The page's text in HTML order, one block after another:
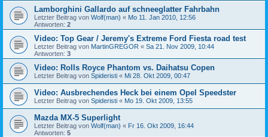
Lamborghini Gallardo auf schneeglatter Fahrbahn
Letzter Beitrag von Wolf(man) « Mo 11. Jan 2010, 12:56
Antworten: 2
Video: Top Gear / Jeremy's Extreme Ford Fiesta road test
Letzter Beitrag von MartinGREGOR « Sa 21. Nov 2009, 10:44
Antworten: 3
Video: Rolls Royce Phantom vs. Daihatsu Copen
Letzter Beitrag von Spideristi « Mi 28. Okt 2009, 00:47
Video: Ausbrechendes Heck bei einem Opel Speedster
Letzter Beitrag von Spideristi « Mo 19. Okt 2009, 13:55
Mazda MX-5 Superlight
Letzter Beitrag von Wolf(man) « Fr 16. Okt 2009, 16:44
Antworten: 5